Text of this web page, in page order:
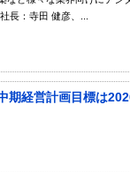
長：寺田 健彦、...
経営計画目標は